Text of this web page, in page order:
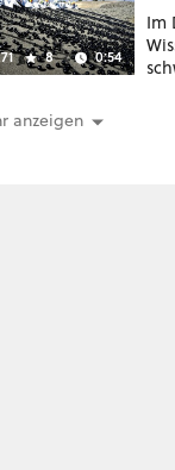
8 0:54
Im
anzeigen